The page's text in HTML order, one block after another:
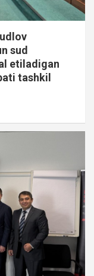
sud
etiladigan
tashkil